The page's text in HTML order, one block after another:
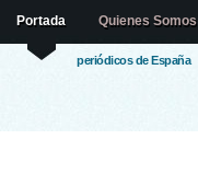
periódicos de España
Portada Quienes Somos